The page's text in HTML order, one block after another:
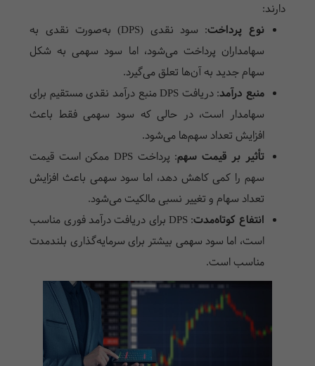
دارند:
نوع پرداخت: سود نقدی (DPS) به‌صورت نقدی به
سهامداران پرداخت می‌شود، اما سود سهمی به شکل
سهام جدید به آن‌ها تعلق می‌گیرد.
منبع درآمد: دریافت DPS منبع درآمد نقدی مستقیم برای
سهامدار است، در حالی که سود سهمی فقط باعث
افزایش تعداد سهم‌ها می‌شود.
تأثیر بر قیمت سهم: پرداختDPS ممکن است قیمت
سهم را کمی کاهش دهد، اما سود سهمی باعث افزایش
تعداد سهام و تغییر نسبی مالکیت می‌شود.
انتفاع کوتاه‌مدت:
DPS
برای دریافت درآمد فوری مناسب
است، اما سود سهمی بیشتر برای سرمایه‌گذاری بلندمدت
مناسب است.